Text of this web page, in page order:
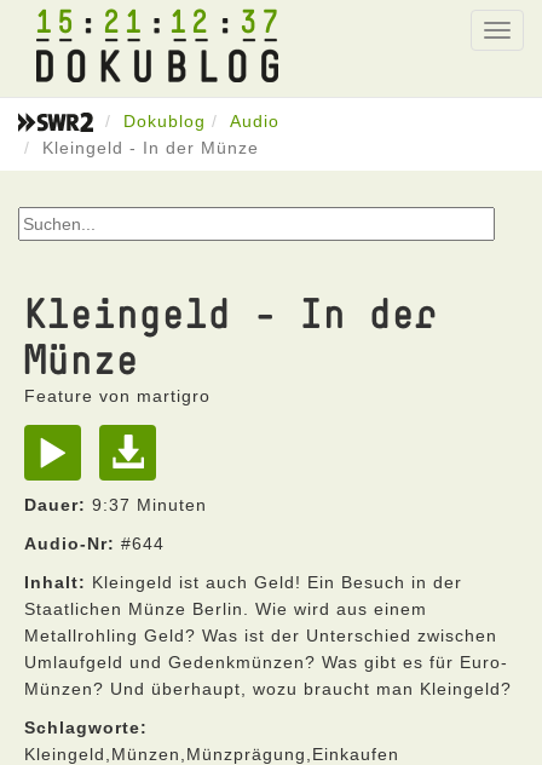
15 21 12 37
Dokublog
Audio
Kleingeld - In der Münze
Kleingeld - In der
Münze
Feature von martigro
Dauer: 9:37 Minuten
Audio-Nr: #644
Inhalt: Kleingeld ist auch Geld! Ein Besuch in der
Staatlichen Münze Berlin. Wie wird aus einem
Metallrohling Geld? Was ist der Unterschied zwischen
Umlaufgeld und Gedenkmünzen? Was gibt es für Euro-
Münzen? Und überhaupt, wozu braucht man Kleingeld?
Schlagworte:
Kleingeld,Münzen,Münzprägung,Einkaufen